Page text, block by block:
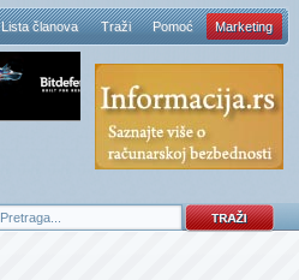
Lista članova Traži Pomoć Marketing